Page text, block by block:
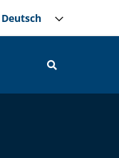
Select your language